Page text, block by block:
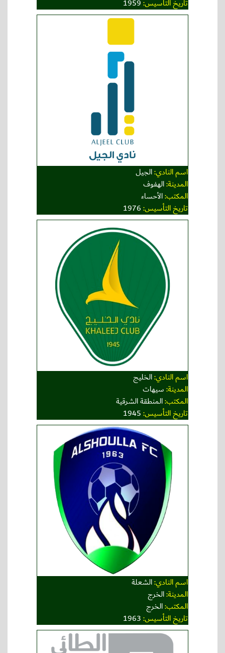
تاريخ التأسيس:1959
اسم النادي:الجيل
المدينة:الهفوف
المكتب:الأحساء
تاريخ التأسيس:1976
اسم النادي:الخليج
المدينة:سيهات
المكتب:المنطقة الشرقية
تاريخ التأسيس:1945
اسم النادي:الشعلة
المدينة:الخرج
المكتب:الخرج
تاريخ التأسيس:1963